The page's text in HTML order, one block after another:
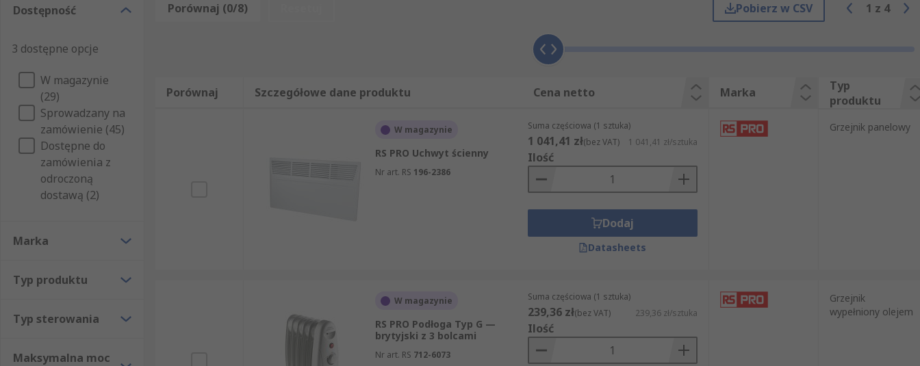
Dostępność
3 dostępne opcje
W magazynie
(29)
Sprowadzany na
zamówienie (45)
Dostępne do
zamówienia z
odroczoną
dostawą (2)
Marka
Typ produktu
Typ sterowania
Maksymalna moc
Porównaj (0/8) Pobierz w CSV 1 z 4
Porównaj Szczegółowe dane produktu Cena netto Marka
Typ
produktu
W magazynie
RS PRO Uchwyt ścienny
Nr art. RS 196-2386
Suma częściowa (1 sztuka)
1 041,41 zł(bez VAT) 1 041,41 zł/sztuka
Ilość
Dodaj
Datasheets
Grzejnik panelowy
W magazynie
RS PRO Podłoga Typ G —
brytyjski z 3 bolcami
Nr art. RS 712-6073
Suma częściowa (1 sztuka)
239,36 zł(bez VAT) 239,36 zł/sztuka
Ilość
Grzejnik
wypełniony olejem